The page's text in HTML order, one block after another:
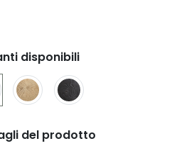
disponibili
del prodotto